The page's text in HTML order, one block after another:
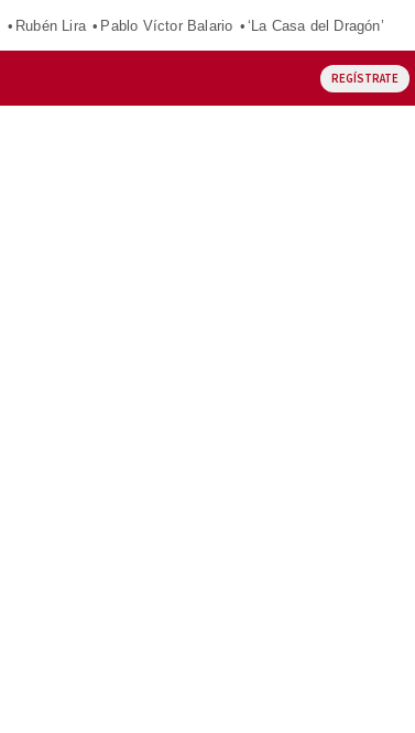
Rubén Lira Pablo Víctor Balario ‘La Casa del Dragón’
REGÍSTRATE